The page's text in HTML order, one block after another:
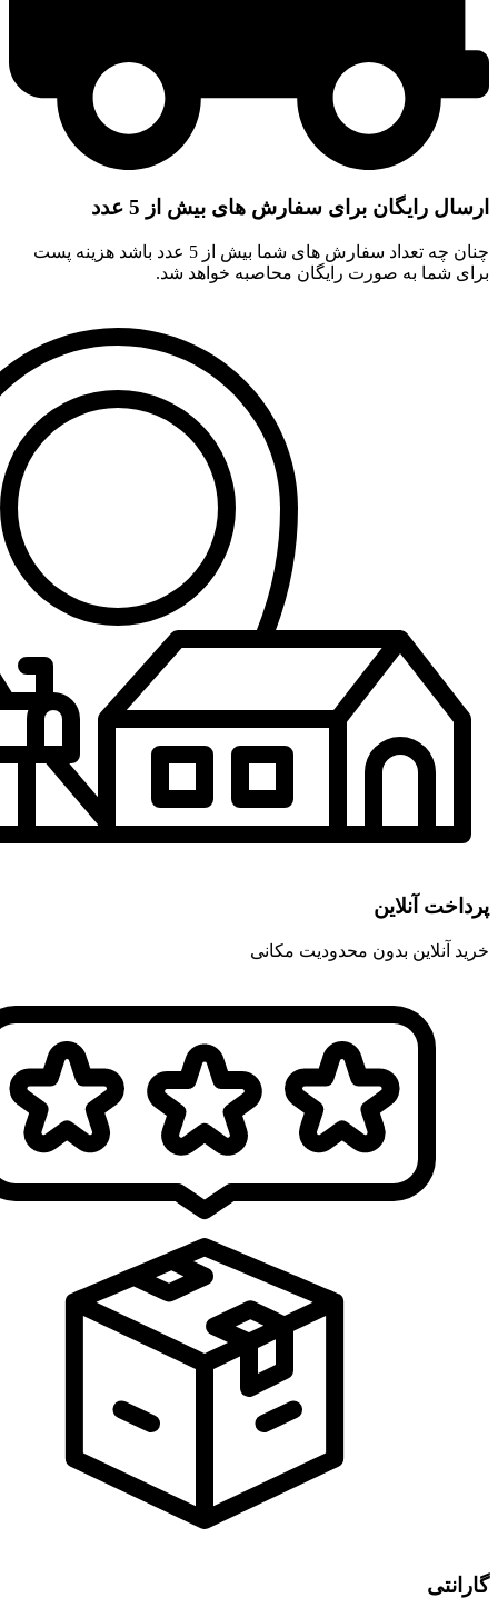
ارسال رایگان برای سفارش های بیش از 5 عدد
چنان چه تعداد سفارش های شما بیش از 5 عدد باشد هزینه پست
برای شما به صورت رایگان محاصبه خواهد شد.
پرداخت آنلاین
خرید آنلاین بدون محدودیت مکانی
گارانتی